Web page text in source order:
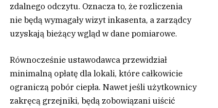
zdalnego odczytu. Oznacza to, że rozliczenia
nie będą wymagały wizyt inkasenta, a zarządcy
uzyskają bieżący wgląd w dane pomiarowe.
Równocześnie ustawodawca przewidział
minimalną opłatę dla lokali, które całkowicie
ograniczą pobór ciepła. Nawet jeśli użytkownicy
zakręcą grzejniki, będą zobowiązani uiścić